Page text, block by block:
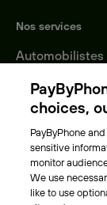
Nos services
Automobilistes
Collectivités
Nos villes
A propos
Notre équipe
choices,
PayByPhone
sensitive
monitor
We use
like to use